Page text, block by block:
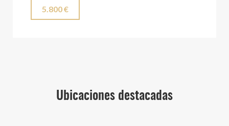
5.800 €
Ubicaciones destacadas